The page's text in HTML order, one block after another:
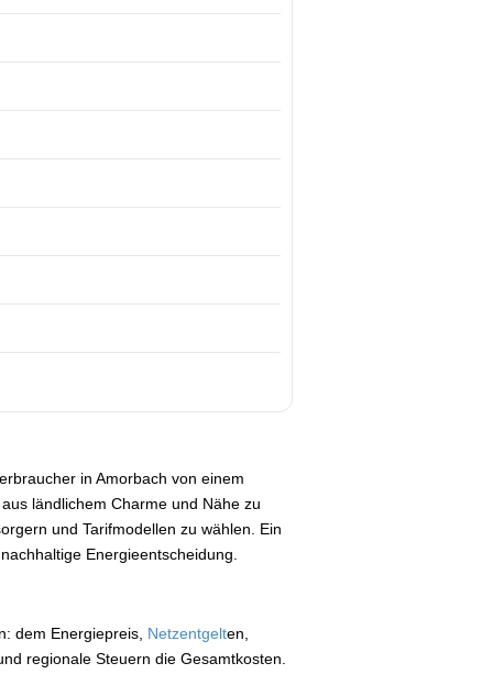
in Amorbach von einem
ländlichem Charme und Nähe zu
und Tarifmodellen zu wählen. Ein
Energieentscheidung.
dem Energiepreis, Netzentgelten,
regionale Steuern die Gesamtkosten.